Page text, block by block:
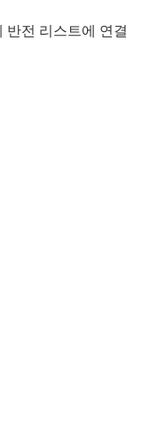
반전 리스트에 연결